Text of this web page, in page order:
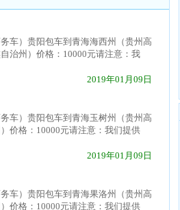
车）贵阳包车到青海海西州（贵州高
治州）价格：10000元请注意：我
2019年01月09日
车）贵阳包车到青海玉树州（贵州高
价格：10000元请注意：我们提供
2019年01月09日
车）贵阳包车到青海果洛州（贵州高
价格：10000元请注意：我们提供